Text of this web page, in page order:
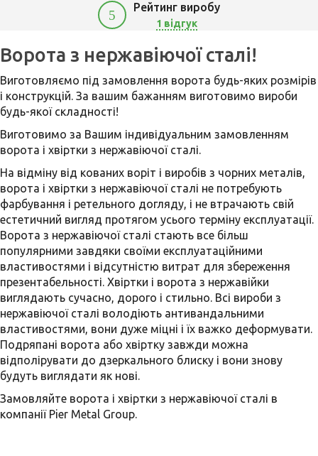
5
Рейтинг виробу
1 відгук
Ворота з нержавіючої сталі!
Виготовляємо під замовлення ворота будь-яких розмірів
і конструкцій. За вашим бажанням виготовимо вироби
будь-якої складності!
Виготовимо за Вашим індивідуальним замовленням
ворота і хвіртки з нержавіючої сталі.
На відміну від кованих воріт і виробів з чорних металів,
ворота і хвіртки з нержавіючої сталі не потребують
фарбування і ретельного догляду, і не втрачають свій
естетичний вигляд протягом усього терміну експлуатації.
Ворота з нержавіючої сталі стають все більш
популярними завдяки своїми експлуатаційними
властивостями і відсутністю витрат для збереження
презентабельності. Хвіртки і ворота з нержавійки
виглядають сучасно, дорого і стильно. Всі вироби з
нержавіючої сталі володіють антивандальними
властивостями, вони дуже міцні і їх важко деформувати.
Подряпані ворота або хвіртку завжди можна
відполірувати до дзеркального блиску і вони знову
будуть виглядати як нові.
Замовляйте ворота і хвіртки з нержавіючої сталі в
компанії Pier Metal Group.